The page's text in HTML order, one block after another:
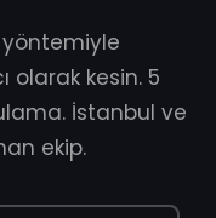
olarak kesin. 5
İstanbul ve
ekip.